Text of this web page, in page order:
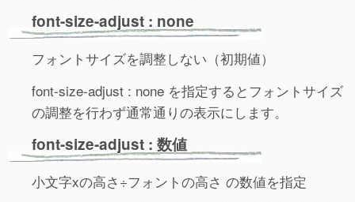
font-size-adjust : none
フォントサイズを調整しない（初期値）
font-size-adjust : none を指定するとフォントサイズ
の調整を行わず通常通りの表示にします。
font-size-adjust : 数値
小文字xの高さ÷フォントの高さ の数値を指定